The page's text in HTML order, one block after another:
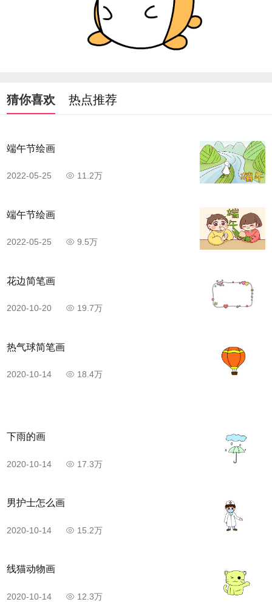
猜你喜欢 热点推荐
端午节绘画
2022-05-25 11.2万
端午节绘画
2022-05-25 9.5万
花边简笔画
2020-10-20 19.7万
热气球简笔画
2020-10-14 18.4万
下雨的画
2020-10-14 17.3万
男护士怎么画
2020-10-14 15.2万
线猫动物画
2020-10-14 12.3万